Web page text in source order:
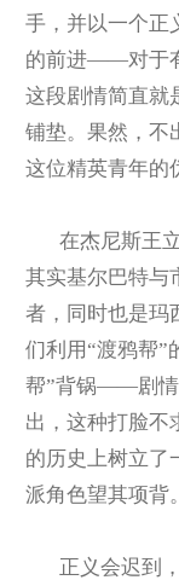
手，并以一个正
的前进——对于
这段剧情简直就
铺垫。果然，不
这位精英青年的
在杰尼斯王
其实基尔巴特与
者，同时也是玛
们利用“渡鸦帮”
帮”背锅——剧情
出，这种打脸不
的历史上树立了
派角色望其项背。
正义会迟到